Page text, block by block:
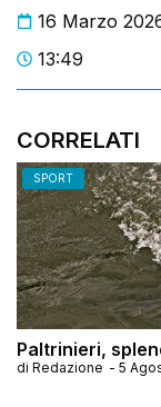
16 Marzo
13:49
CORRELATI
SPORT
Paltrinieri,
di Redazione - 5